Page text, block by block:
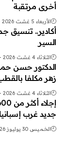
أخرى مرتقبة
الأربعاء 5 غشت 2026 - 23:24
أكادير.. تنسيق
السير
الثلاثاء 4 غشت 2026 - 23:46
الدكتور حسن
زهر مكلفا
الثلاثاء 4 غشت 2026 - 20:56
جديد غرب
الخميس 30 يوليوز 2026 - 15:13